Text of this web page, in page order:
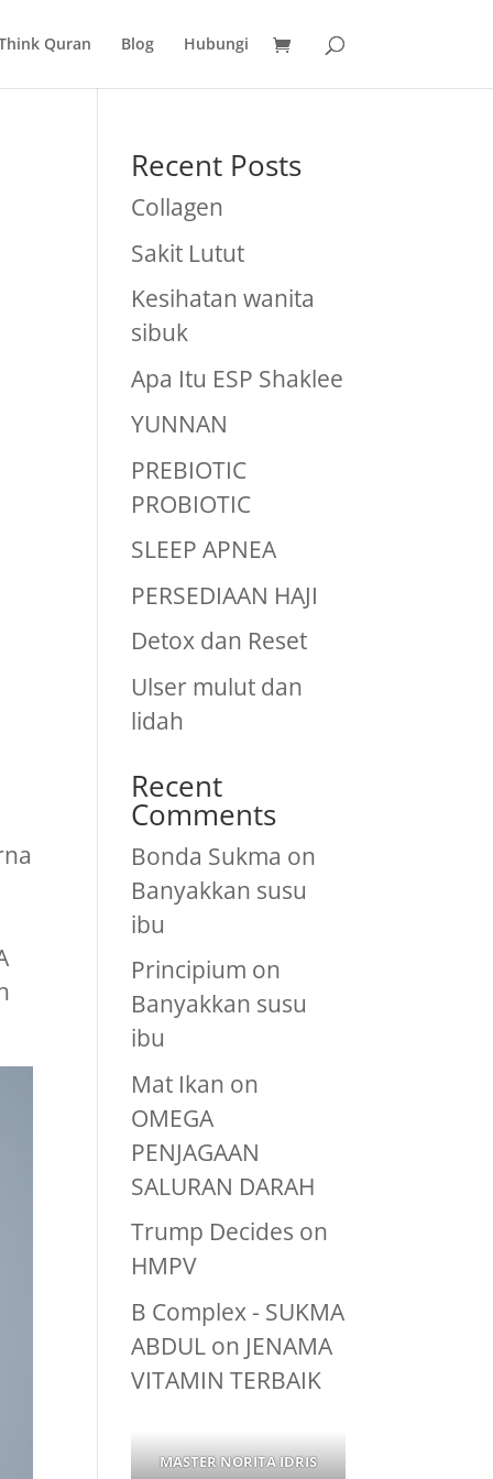
Quran Blog Hubungi
Recent Posts
Collagen
Sakit Lutut
Kesihatan wanita
sibuk
Apa Itu ESP Shaklee
YUNNAN
PREBIOTIC
PROBIOTIC
SLEEP APNEA
PERSEDIAAN HAJI
Detox dan Reset
Ulser mulut dan
lidah
Recent
Comments
Bonda Sukma on
Banyakkan susu
ibu
Principium on
Banyakkan susu
ibu
Mat Ikan on
OMEGA
PENJAGAAN
SALURAN DARAH
Trump Decides on
HMPV
B Complex - SUKMA
ABDUL on JENAMA
VITAMIN TERBAIK
MASTER NORITA IDRIS